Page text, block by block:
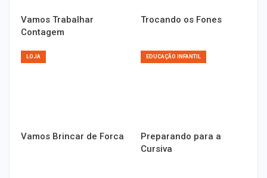
Vamos Trabalhar
Contagem
Trocando os Fones
LOJA
Vamos Brincar de Forca
EDUCAÇÃO INFANTIL
Preparando para a
Cursiva